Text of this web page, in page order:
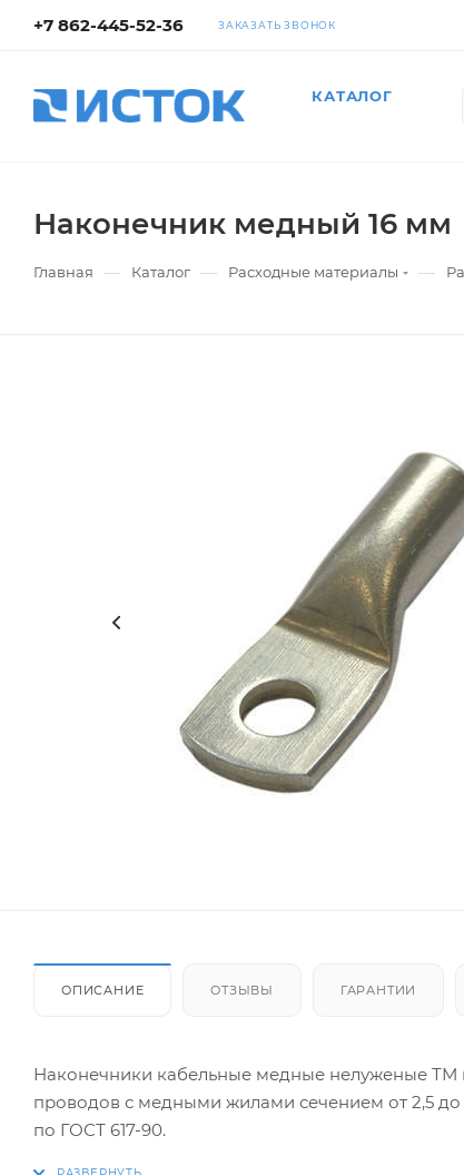
+7 862-445-52-36 ЗАКАЗАТЬ ЗВОНОК
КАТАЛОГ
Наконечник медный 16 мм
Главная — Каталог — Расходные материалы —
ОПИСАНИЕ ОТЗЫВЫ ГАРАНТИИ
Наконечники кабельные медные нелуженые ТМ
проводов с медными жилами сечением от 2,5
по ГОСТ 617-90.